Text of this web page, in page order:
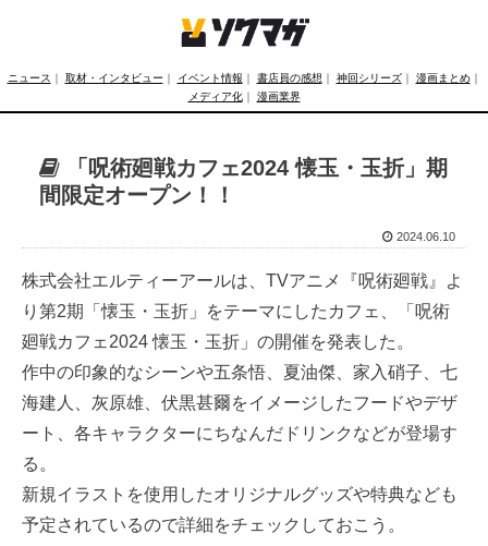
ニュース ｜ 取材・インタビュー ｜ イベント情報 ｜ 書店員の感想 ｜ 神回シリーズ｜ 漫画まとめ｜
メディア化｜ 漫画業界
「呪術廻戦カフェ2024 懐玉・玉折」期
間限定オープン！！
2024.06.10
株式会社エルティーアールは、TVアニメ『呪術廻戦』よ
り第2期「懐玉・玉折」をテーマにしたカフェ、「呪術
廻戦カフェ2024 懐玉・玉折」の開催を発表した。
作中の印象的なシーンや五条悟、夏油傑、家入硝子、七
海建人、灰原雄、伏黒甚爾をイメージしたフードやデザ
ート、各キャラクターにちなんだドリンクなどが登場す
る。
新規イラストを使用したオリジナルグッズや特典なども
予定されているので詳細をチェックしておこう。